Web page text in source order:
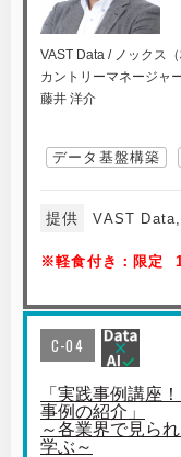
VAST Data / ノックス（
カントリーマネージャ
藤井 洋介
データ基盤構築
提供 VAST
※軽食付き：限定
C-04
「実践事例講座
事例の紹介」
～各業界で見ら
学ぶ～